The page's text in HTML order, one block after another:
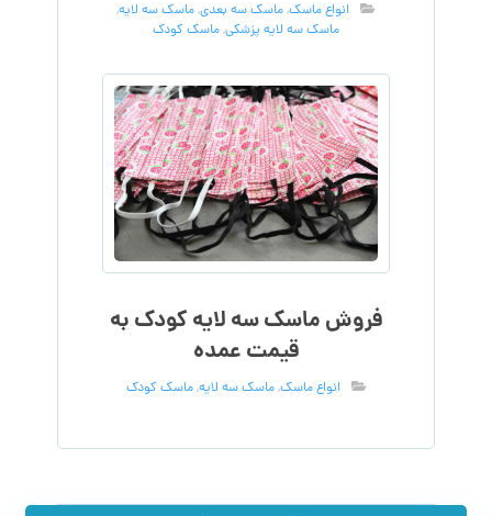
انواع ماسک,ماسک سه بعدی,ماسک سه لایه,
ماسک سه لایه پزشکی,ماسک کودک
فروش ماسک سه لایه کودک به
قیمت عمده
انواع ماسک,ماسک سه لایه,ماسک کودک